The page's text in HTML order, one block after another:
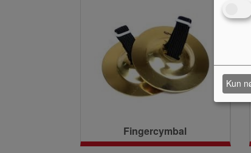
Fingercymbal
Kun